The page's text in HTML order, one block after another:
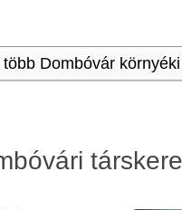
több Dombóvár